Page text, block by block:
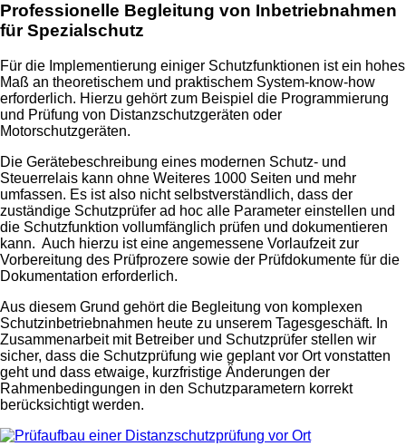
Professionelle Begleitung von Inbetriebnahmen
für Spezialschutz
Für die Implementierung einiger Schutzfunktionen ist ein hohes
Maß an theoretischem und praktischem System-know-how
erforderlich. Hierzu gehört zum Beispiel die Programmierung
und Prüfung von Distanzschutzgeräten oder
Motorschutzgeräten.
Die Gerätebeschreibung eines modernen Schutz- und
Steuerrelais kann ohne Weiteres 1000 Seiten und mehr
umfassen. Es ist also nicht selbstverständlich, dass der
zuständige Schutzprüfer ad hoc alle Parameter einstellen und
die Schutzfunktion vollumfänglich prüfen und dokumentieren
kann. Auch hierzu ist eine angemessene Vorlaufzeit zur
Vorbereitung des Prüfprozere sowie der Prüfdokumente für die
Dokumentation erforderlich.
Aus diesem Grund gehört die Begleitung von komplexen
Schutzinbetriebnahmen heute zu unserem Tagesgeschäft. In
Zusammenarbeit mit Betreiber und Schutzprüfer stellen wir
sicher, dass die Schutzprüfung wie geplant vor Ort vonstatten
geht und dass etwaige, kurzfristige Änderungen der
Rahmenbedingungen in den Schutzparametern korrekt
berücksichtigt werden.